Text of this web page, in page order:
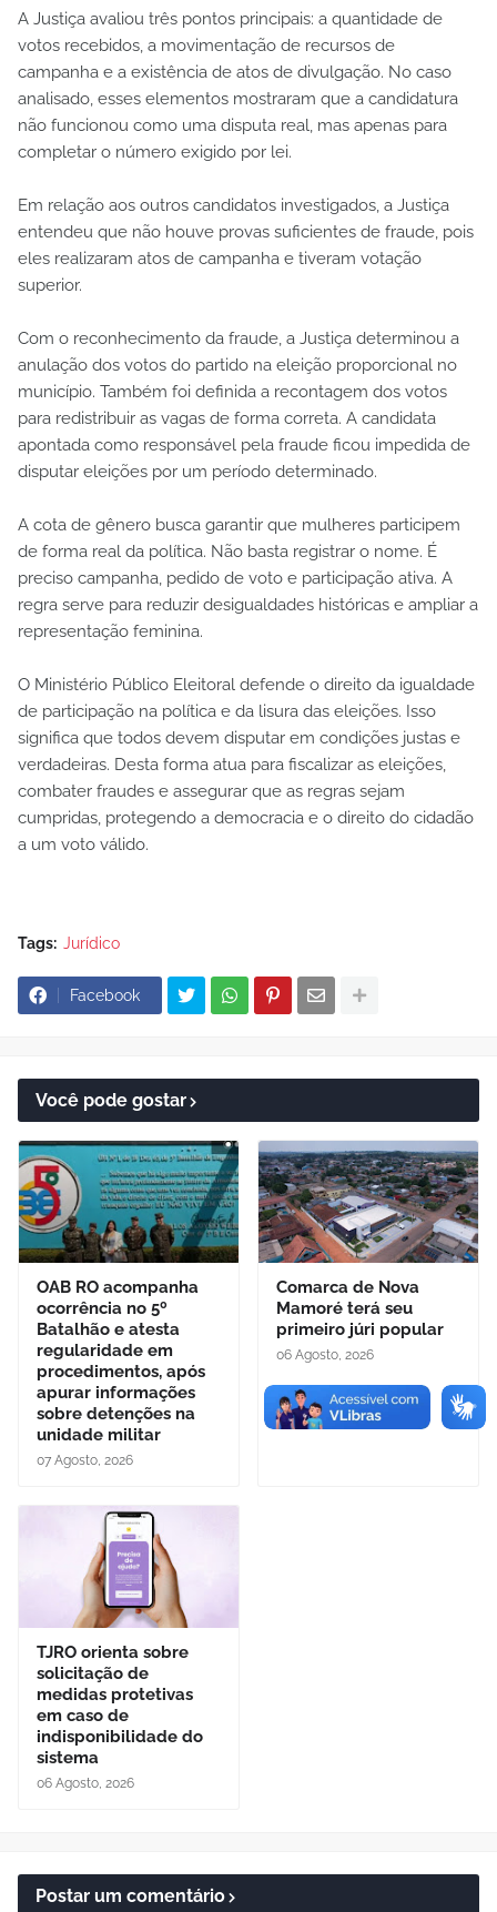
A Justiça avaliou três pontos principais: a quantidade de
votos recebidos, a movimentação de recursos de
campanha e a existência de atos de divulgação. No caso
analisado, esses elementos mostraram que a candidatura
não funcionou como uma disputa real, mas apenas para
completar o número exigido por lei.
Em relação aos outros candidatos investigados, a Justiça
entendeu que não houve provas suficientes de fraude, pois
eles realizaram atos de campanha e tiveram votação
superior.
Com o reconhecimento da fraude, a Justiça determinou a
anulação dos votos do partido na eleição proporcional no
município. Também foi definida a recontagem dos votos
para redistribuir as vagas de forma correta. A candidata
apontada como responsável pela fraude ficou impedida de
disputar eleições por um período determinado.
A cota de gênero busca garantir que mulheres participem
de forma real da política. Não basta registrar o nome. É
preciso campanha, pedido de voto e participação ativa. A
regra serve para reduzir desigualdades históricas e ampliar a
representação feminina.
O Ministério Público Eleitoral defende o direito da igualdade
de participação na política e da lisura das eleições. Isso
significa que todos devem disputar em condições justas e
verdadeiras. Desta forma atua para fiscalizar as eleições,
combater fraudes e assegurar que as regras sejam
cumpridas, protegendo a democracia e o direito do cidadão
a um voto válido.
Tags: Jurídico
Facebook
Você pode gostar
OAB RO acompanha
ocorrência no 5º
Batalhão e atesta
regularidade em
procedimentos, após
apurar informações
sobre detenções na
unidade militar
07 Agosto, 2026
Comarca de Nova
Mamoré terá seu
primeiro júri popular
06 Agosto, 2026
TJRO orienta sobre
solicitação de
medidas protetivas
em caso de
indisponibilidade do
sistema
06 Agosto, 2026
Postar um comentário